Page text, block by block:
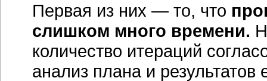
Первая из них — то, что
слишком много времени.
количество итераций
анализ плана и результатов